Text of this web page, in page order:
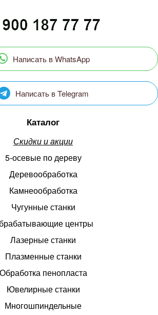
Написать в WhatsApp
Написать в Telegram
Каталог
Скидки и акции
5-осевые по дереву
Деревообработка
Камнеообработка
Чугунные станки
центры
Лазерные станки
Плазменные станки
Обработка пенопласта
Ювелирные станки
Многошпиндельные